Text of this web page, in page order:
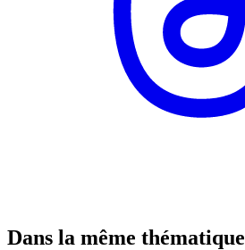
Dans la même thématique